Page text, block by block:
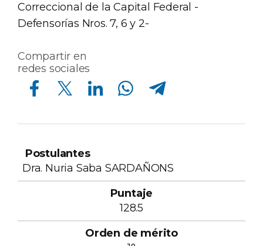
Correccional de la Capital Federal -
Defensorías Nros. 7, 6 y 2-
Compartir en
redes sociales
Compartir en Facebook Compartir en Twitter Compartir en Linkedin Compartir en Whatsapp Compartir en Telegram
Postulantes Puntaje
de
mérito
Vitae
Dra. Nuria Saba SARDAÑONS
128.5